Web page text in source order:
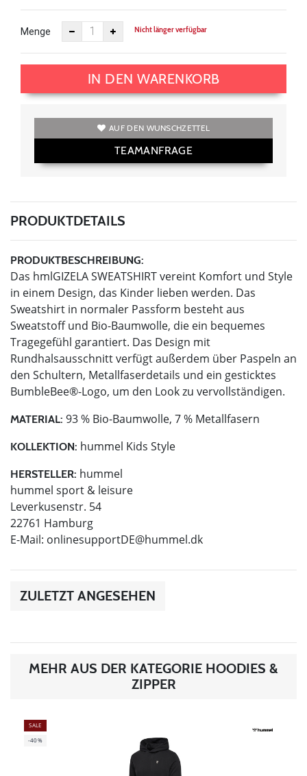
Menge Nicht länger verfügbar
IN DEN WARENKORB
AUF DEN WUNSCHZETTEL
TEAMANFRAGE
PRODUKTDETAILS
PRODUKTBESCHREIBUNG:
Das hmlGIZELA SWEATSHIRT vereint Komfort und Style
in einem Design, das Kinder lieben werden. Das
Sweatshirt in normaler Passform besteht aus
Sweatstoff und Bio-Baumwolle, die ein bequemes
Tragegefühl garantiert. Das Design mit
Rundhalsausschnitt verfügt außerdem über Paspeln an
den Schultern, Metallfaserdetails und ein gesticktes
BumbleBee®-Logo, um den Look zu vervollständigen.
MATERIAL: 93 % Bio-Baumwolle, 7 % Metallfasern
KOLLEKTION: hummel Kids Style
HERSTELLER: hummel
hummel sport & leisure
Leverkusenstr. 54
22761 Hamburg
E-Mail: onlinesupportDE@hummel.dk
ZULETZT ANGESEHEN
MEHR AUS DER KATEGORIE HOODIES &
ZIPPER
SALE
-40%